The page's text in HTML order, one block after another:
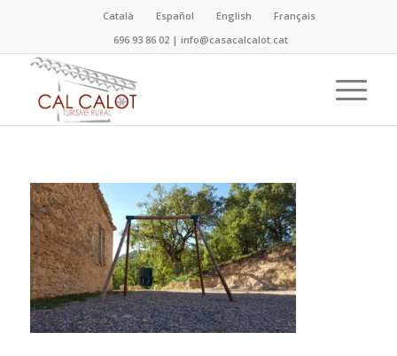
Català Español English
Français
696 93 86 02 |info@casacalcalot.cat